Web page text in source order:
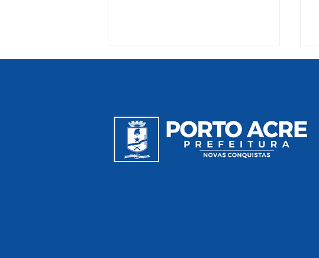
Prefeitura Itinerante leva